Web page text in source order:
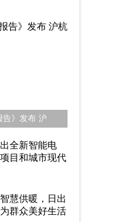
告》发布 沪
全新智能电
目和城市现代
慧供暖，日出
群众美好生活